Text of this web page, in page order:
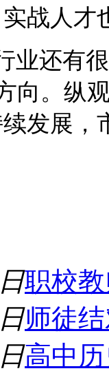
战人才
还有很
向。纵
发展，
职校
师徒
高中